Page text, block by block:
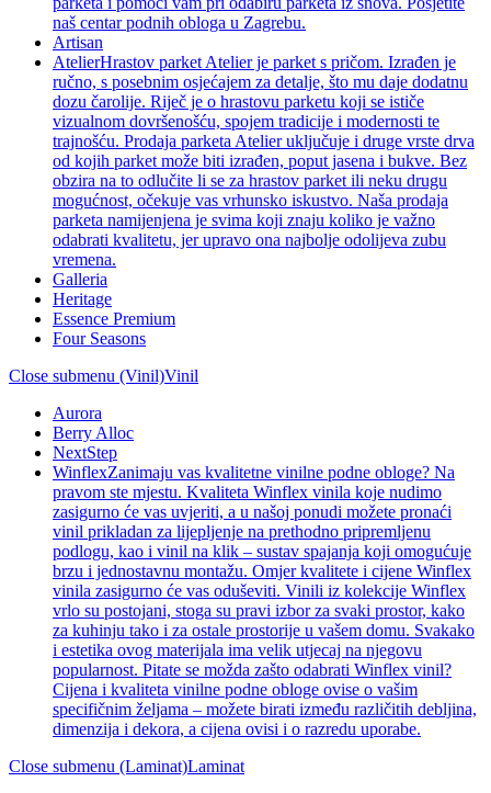
naš centar podnih obloga u Zagrebu.
Artisan
AtelierHrastov parket Atelier je parket s pričom. Izrađen je
ručno, s posebnim osjećajem za detalje, što mu daje dodatnu
dozu čarolije. Riječ je o hrastovu parketu koji se ističe
vizualnom dovršenošću, spojem tradicije i modernosti te
trajnošću. Prodaja parketa Atelier uključuje i druge vrste drva
od kojih parket može biti izrađen, poput jasena i bukve. Bez
obzira na to odlučite li se za hrastov parket ili neku drugu
mogućnost, očekuje vas vrhunsko iskustvo. Naša prodaja
parketa namijenjena je svima koji znaju koliko je važno
odabrati kvalitetu, jer upravo ona najbolje odolijeva zubu
vremena.
Galleria
Heritage
Essence Premium
Four Seasons
Close submenu (Vinil)Vinil
Aurora
Berry Alloc
NextStep
WinflexZanimaju vas kvalitetne vinilne podne obloge? Na
pravom ste mjestu. Kvaliteta Winflex vinila koje nudimo
zasigurno će vas uvjeriti, a u našoj ponudi možete pronaći
vinil prikladan za lijepljenje na prethodno pripremljenu
podlogu, kao i vinil na klik – sustav spajanja koji omogućuje
brzu i jednostavnu montažu. Omjer kvalitete i cijene Winflex
vinila zasigurno će vas oduševiti. Vinili iz kolekcije Winflex
vrlo su postojani, stoga su pravi izbor za svaki prostor, kako
za kuhinju tako i za ostale prostorije u vašem domu. Svakako
i estetika ovog materijala ima velik utjecaj na njegovu
popularnost. Pitate se možda zašto odabrati Winflex vinil?
Cijena i kvaliteta vinilne podne obloge ovise o vašim
specifičnim željama – možete birati između različitih debljina,
dimenzija i dekora, a cijena ovisi i o razredu uporabe.
Close submenu (Laminat)Laminat